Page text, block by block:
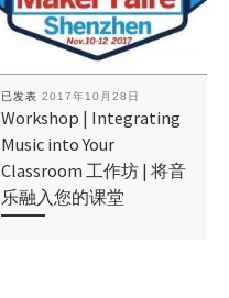
已发表 2017年10月28日
Workshop | Integrating
Music into Your
Classroom 工作坊 | 将音
乐融入您的课堂